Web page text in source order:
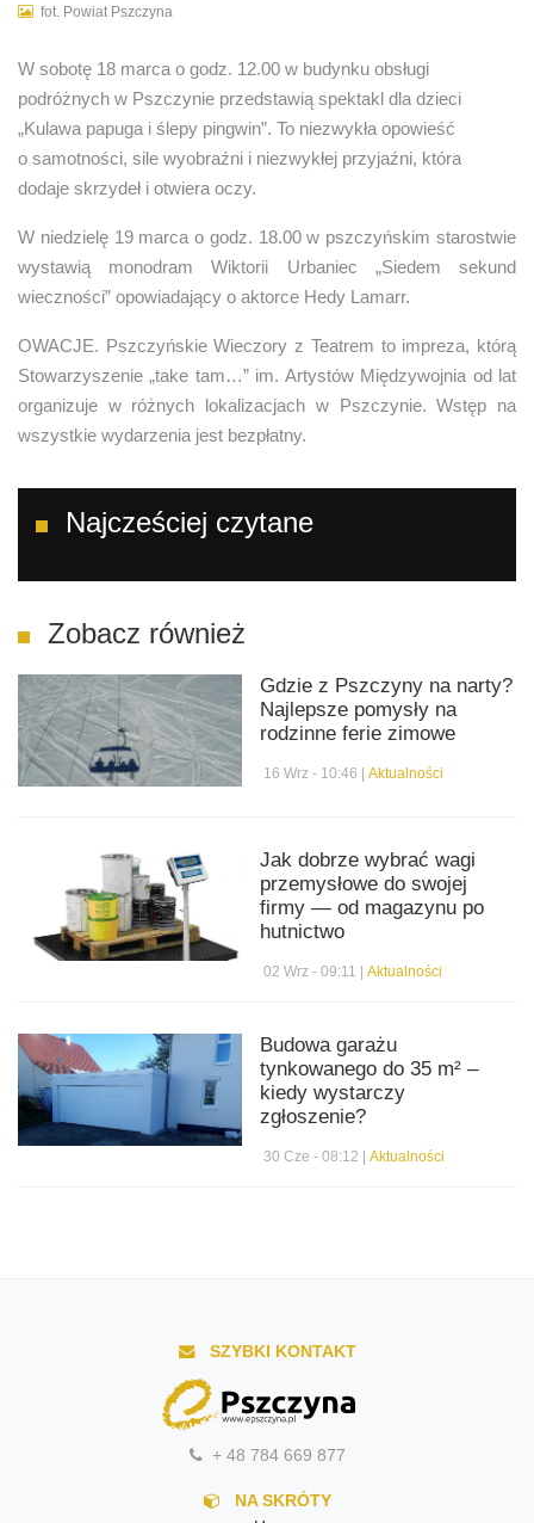
fot. Powiat Pszczyna
W sobotę 18 marca o godz. 12.00 w budynku obsługi
podróżnych w Pszczynie przedstawią spektakl dla dzieci
„Kulawa papuga i ślepy pingwin”. To niezwykła opowieść
o samotności, sile wyobraźni i niezwykłej przyjaźni, która
dodaje skrzydeł i otwiera oczy.
W niedzielę 19 marca o godz. 18.00 w pszczyńskim starostwie
wystawią monodram Wiktorii Urbaniec „Siedem sekund
wieczności” opowiadający o aktorce Hedy Lamarr.
OWACJE. Pszczyńskie Wieczory z Teatrem to impreza, którą
Stowarzyszenie „take tam…” im. Artystów Międzywojnia od lat
organizuje w różnych lokalizacjach w Pszczynie. Wstęp na
wszystkie wydarzenia jest bezpłatny.
Najcześciej czytane
Zobacz również
Gdzie z Pszczyny na narty?
Najlepsze pomysły na
rodzinne ferie zimowe
16 Wrz - 10:46 |Aktualności
Jak dobrze wybrać wagi
przemysłowe do swojej
firmy — od magazynu po
hutnictwo
02 Wrz - 09:11 |Aktualności
Budowa garażu
tynkowanego do 35 m² –
kiedy wystarczy
zgłoszenie?
30 Cze - 08:12 |Aktualności
SZYBKI KONTAKT
+ 48 784 669 877
NA SKRÓTY